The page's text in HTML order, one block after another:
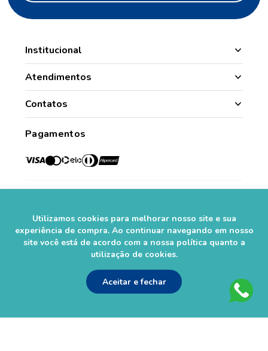
Utilizamos cookies para melhorar nosso site e sua
experiência de compra. Ao continuar navegando em nosso
site você está de acordo com a nossa política quanto a
utilização de cookies.
Aceitar e fechar
Institucional
Manipulação
Quem Somos
Convênios
Crediário Web
Atendimentos
Nossas Lojas
Minha Conta
Histórico de Pedidos
Lista de Desejos
Fale Conosco
Seja um Franqueado
Perguntas Frequentes
Contatos
Para todo o Brasil (whatsapp)
sac@farmasaorafaelcom.br
de segunda a sexta-feira.*
Pagamentos